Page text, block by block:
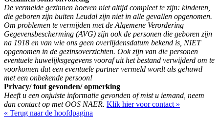
De vermelde gezinnen hoeven niet altijd compleet te zijn: kinderen,
die geboren zijn buiten Leudal zijn niet in alle gevallen opgenomen.
Om problemen te vermijden met de Algemene Verordering
Gegevensbescherming (AVG) zijn ook de personen die geboren zijn
na 1918 en van wie ons geen overlijdensdatum bekend is, NIET
opgenomen in de gezinsoverzichten. Ook zijn van die personen
eventuele huwelijksgegevens vooraf uit het bestand verwijderd om te
voorkomen dat een eventuele partner vermeld wordt als gehuwd
met een onbekende persoon!
Privacy/ fout gevonden/ opmerking
Heeft u een onjuiste informatie gevonden of mist u iemand, neem
dan contact op met OOS NAER. Klik hier voor contact »
« Terug naar de hoofdpagina